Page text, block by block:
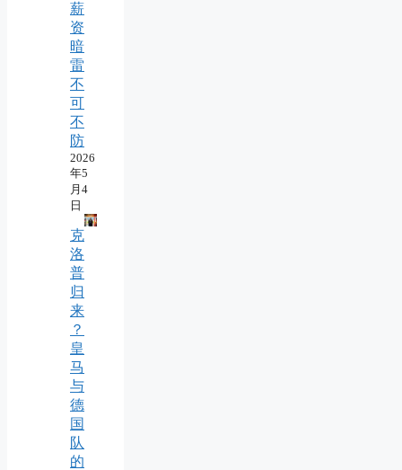
薪
资
暗
雷
不
可
不
防
2026
年5
月4
日
克
洛
普
归
来
？
皇
马
与
德
国
队
的